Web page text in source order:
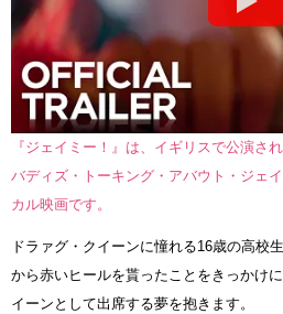
『ジェイミー！』は、イギリスで公演さ
バディズ・トーキング・アバウト・ジェ
カル映画です。
ドラァグ・クイーンに憧れる16歳の高校
から赤いヒールを貰ったことをきっかけ
イーンとして出席する夢を抱きます。